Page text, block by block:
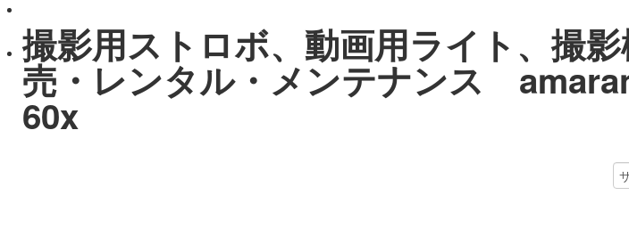
撮影用ストロボ、動画用ライト、撮
売・レンタル・メンテナンス
60x